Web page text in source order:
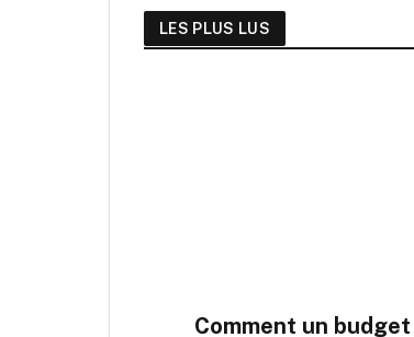
LES PLUS LUS
Comment un